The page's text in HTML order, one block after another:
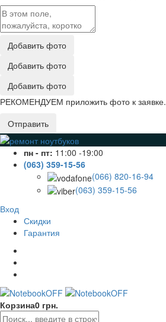
Добавить фото
Добавить фото
Добавить фото
РЕКОМЕНДУЕМ приложить фото к заявке.
Отправить
пн - пт: 11:00 -19:00
(063) 359-15-56
(066) 820-16-94
(063) 359-15-56
Вход
Скидки
Гарантия
Корзина0 грн.